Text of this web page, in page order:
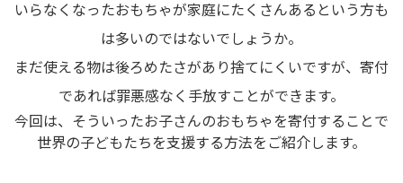
いらなくなったおもちゃが家庭にたくさんあるという方も
は多いのではないでしょうか。
まだ使える物は後ろめたさがあり捨てにくいですが、寄付
であれば罪悪感なく手放すことができます。
今回は、そういったお子さんのおもちゃを寄付することで
世界の子どもたちを支援する方法をご紹介します。